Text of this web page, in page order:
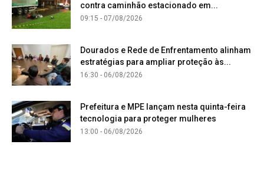
contra caminhão estacionado em...
09:15 - 07/08/2026
Dourados e Rede de Enfrentamento alinham
estratégias para ampliar proteção às...
16:30 - 06/08/2026
Prefeitura e MPE lançam nesta quinta-feira
tecnologia para proteger mulheres
13:00 - 06/08/2026